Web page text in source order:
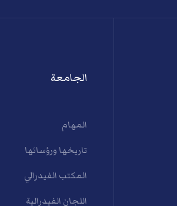
الجامعة
المهام
تاريخها ورؤسائها
المكتب الفيدرالي
اللجان الفيدرالية